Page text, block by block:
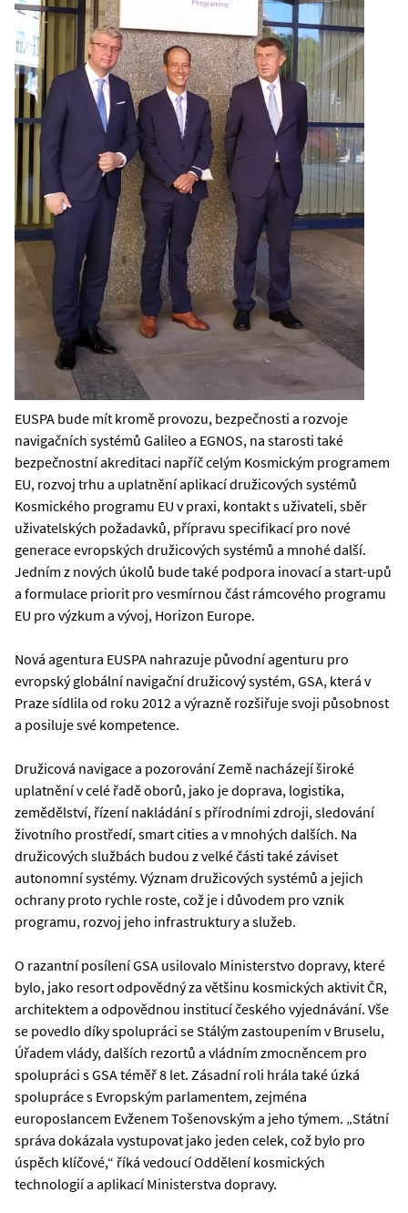
EUSPA bude mít kromě provozu, bezpečnosti a rozvoje
navigačních systémů Galileo a EGNOS, na starosti také
bezpečnostní akreditaci napříč celým Kosmickým programem
EU, rozvoj trhu a uplatnění aplikací družicových systémů
Kosmického programu EU v praxi, kontakt s uživateli, sběr
uživatelských požadavků, přípravu specifikací pro nové
generace evropských družicových systémů a mnohé další.
Jedním z nových úkolů bude také podpora inovací a start-upů
a formulace priorit pro vesmírnou část rámcového programu
EU pro výzkum a vývoj, Horizon Europe.
Nová agentura EUSPA nahrazuje původní agenturu pro
evropský globální navigační družicový systém, GSA, která v
Praze sídlila od roku 2012 a výrazně rozšiřuje svoji působnost
a posiluje své kompetence.
Družicová navigace a pozorování Země nacházejí široké
uplatnění v celé řadě oborů, jako je doprava, logistika,
zemědělství, řízení nakládání s přírodními zdroji, sledování
životního prostředí, smart cities a v mnohých dalších. Na
družicových službách budou z velké části také záviset
autonomní systémy. Význam družicových systémů a jejich
ochrany proto rychle roste, což je i důvodem pro vznik
programu, rozvoj jeho infrastruktury a služeb.
O razantní posílení GSA usilovalo Ministerstvo dopravy, které
bylo, jako resort odpovědný za většinu kosmických aktivit ČR,
architektem a odpovědnou institucí českého vyjednávání. Vše
se povedlo díky spolupráci se Stálým zastoupením v Bruselu,
Úřadem vlády, dalších rezortů a vládním zmocněncem pro
spolupráci s GSA téměř 8 let. Zásadní roli hrála také úzká
spolupráce s Evropským parlamentem, zejména
europoslancem Evženem Tošenovským a jeho týmem. „Státní
správa dokázala vystupovat jako jeden celek, což bylo pro
úspěch klíčové,“ říká vedoucí Oddělení kosmických
technologií a aplikací Ministerstva dopravy.